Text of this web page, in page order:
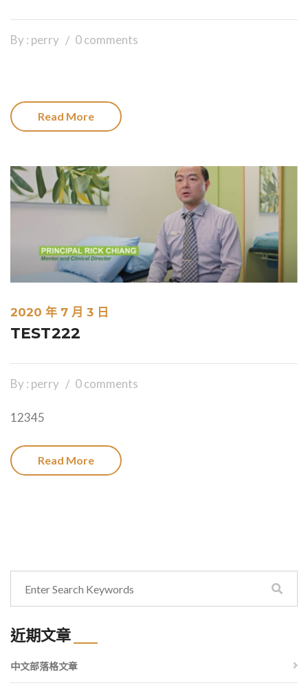
By : perry 0 comments
Read More
2020 年 7 月 3 日
TEST222
By : perry 0 comments
12345
Read More
近期文章
中文部落格文章